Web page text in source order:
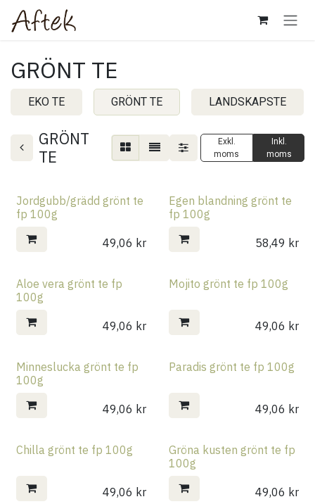
Hoppa till innehåll
GRÖNT TE
EKO TE GRÖNT TE LANDSKAPSTE
GRÖNT
TE
Exkl.
moms
Inkl.
moms
Jordgubb/grädd grönt te
fp 100g
49,06 kr
Egen blandning grönt te
fp 100g
58,49 kr
Aloe vera grönt te fp
100g
49,06 kr
Mojito grönt te fp 100g
49,06 kr
Minneslucka grönt te fp
100g
49,06 kr
Paradis grönt te fp 100g
49,06 kr
Chilla grönt te fp 100g
49,06 kr
Gröna kusten grönt te fp
100g
49,06 kr